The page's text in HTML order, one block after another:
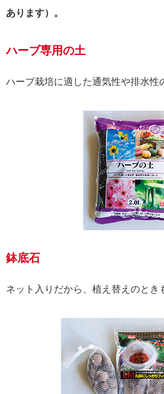
あります）。
ハーブ専用の土
ハーブ栽培に適した通気性や排水性
鉢底石
ネット入りだから、植え替えのとき